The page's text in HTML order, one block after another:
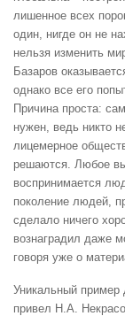
лишенное всех
один, нигде он не
нельзя изменить
Базаров
однако все его
Причина проста:
нужен, ведь никто
лицемерное
решаются. Любое
воспринимается
поколение людей,
сделало ничего
вознаградил даже
говоря уже о
Уникальный пример
привел Н.А.